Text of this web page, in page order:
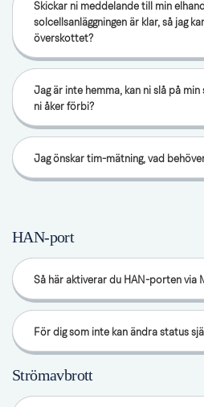
Skickar ni meddelande till min
solcellsanläggningen är klar, så jag
överskottet?
Jag är inte hemma, kan ni slå på min
ni åker förbi?
Jag önskar tim-mätning, vad
HAN-port
Så här aktiverar du HAN-porten via
För dig som inte kan ändra status
Strömavbrott